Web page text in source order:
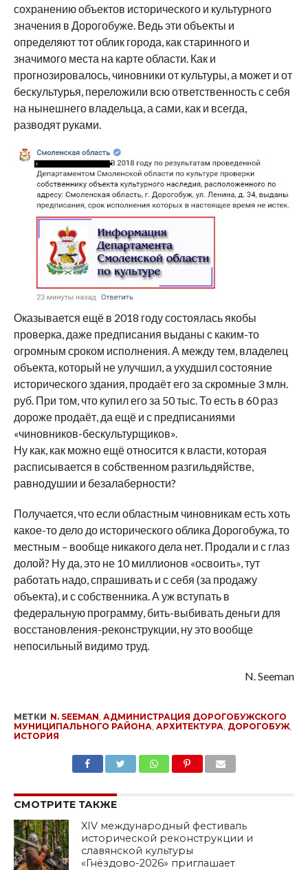
сохранению объектов исторического и культурного
значения в Дорогобуже. Ведь эти объекты и
определяют тот облик города, как старинного и
значимого места на карте области. Как и
прогнозировалось, чиновники от культуры, а может и от
бескультурья, переложили всю ответственность с себя
на нынешнего владельца, а сами, как и всегда,
разводят руками.
Оказывается ещё в 2018 году состоялась якобы
проверка, даже предписания выданы с каким-то
огромным сроком исполнения. А между тем, владелец
объекта, который не улучшил, а ухудшил состояние
исторического здания, продаёт его за скромные 3 млн.
руб. При том, что купил его за 50 тыс. То есть в 60 раз
дороже продаёт, да ещё и с предписаниями
«чиновников-бескультурщиков».
Ну как, как можно ещё относится к власти, которая
расписывается в собственном разгильдяйстве,
равнодушии и безалаберности?
Получается, что если областным чиновникам есть хоть
какое-то дело до исторического облика Дорогобужа, то
местным – вообще никакого дела нет. Продали и с глаз
долой? Ну да, это не 10 миллионов «освоить», тут
работать надо, спрашивать и с себя (за продажу
объекта), и с собственника. А уж вступать в
федеральную программу, бить-выбивать деньги для
восстановления-реконструкции, ну это вообще
непосильный видимо труд.
N. Seeman
МЕТКИ N. SEEMAN АДМИНИСТРАЦИЯ ДОРОГОБУЖСКОГО
МУНИЦИПАЛЬНОГО РАЙОНА АРХИТЕКТУРА ДОРОГОБУЖ,
ИСТОРИЯ
СМОТРИТЕ ТАКЖЕ
XIV международный фестиваль
исторической реконструкции и
славянской культуры
«Гнёздово-2026» приглашает